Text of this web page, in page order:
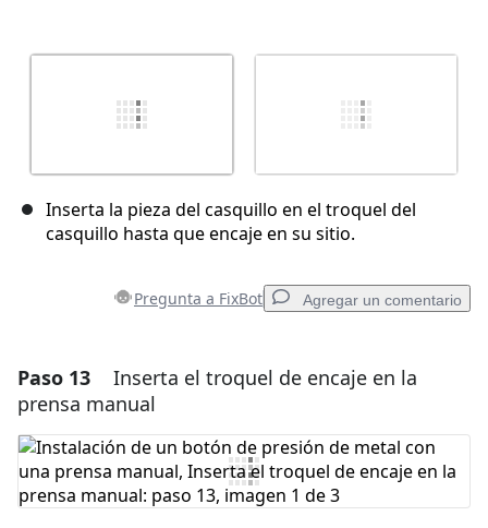
Inserta la pieza del casquillo en el troquel del
casquillo hasta que encaje en su sitio.
Pregunta a FixBot Agregar un comentario
Agregar un comentario
Agregar Comentario
Paso 13
Inserta el troquel de encaje en la
prensa manual